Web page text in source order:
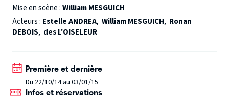
ensemble l'œuvre du plus grand compositeur de tous les
temps et tentons d’entrevoir son génie enchanteur.
Mise en scène :William MESGUICH
Acteurs : Estelle ANDREA, William MESGUICH, Ronan
DEBOIS, des L'OISELEUR
Première et dernière
Du 22/10/14 au 03/01/15
Infos et réservations